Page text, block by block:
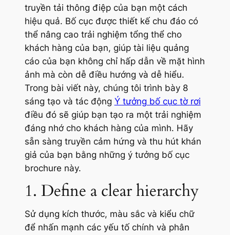
truyền tải thông điệp của bạn một cách
hiệu quả. Bố cục được thiết kế chu đáo có
thể nâng cao trải nghiệm tổng thể cho
khách hàng của bạn, giúp tài liệu quảng
cáo của bạn không chỉ hấp dẫn về mặt hình
ảnh mà còn dễ điều hướng và dễ hiểu.
Trong bài viết này, chúng tôi trình bày 8
sáng tạo và tác động Ý tưởng bố cục tờ rơi
điều đó sẽ giúp bạn tạo ra một trải nghiệm
đáng nhớ cho khách hàng của mình. Hãy
sẵn sàng truyền cảm hứng và thu hút khán
giả của bạn bằng những ý tưởng bố cục
brochure này.
1. Define a clear hierarchy
Sử dụng kích thước, màu sắc và kiểu chữ
để nhấn mạnh các yếu tố chính và phân